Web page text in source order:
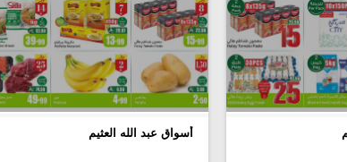
أسواق عبد الله العثيم